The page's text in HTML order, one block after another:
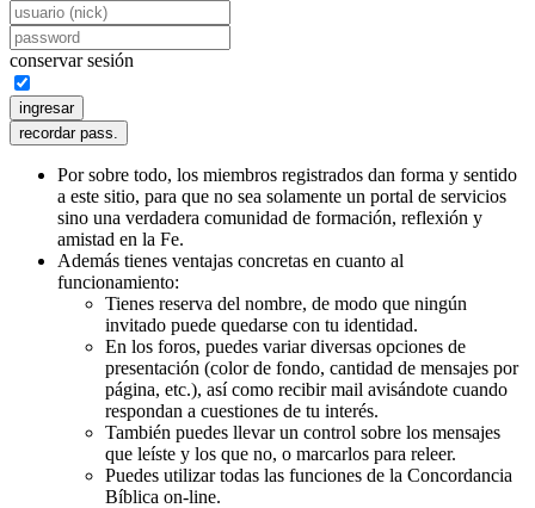
conservar sesión
Por sobre todo, los miembros registrados dan forma y sentido
a este sitio, para que no sea solamente un portal de servicios
sino una verdadera comunidad de formación, reflexión y
amistad en la Fe.
Además tienes ventajas concretas en cuanto al
funcionamiento:
Tienes reserva del nombre, de modo que ningún
invitado puede quedarse con tu identidad.
En los foros, puedes variar diversas opciones de
presentación (color de fondo, cantidad de mensajes por
página, etc.), así como recibir mail avisándote cuando
respondan a cuestiones de tu interés.
También puedes llevar un control sobre los mensajes
que leíste y los que no, o marcarlos para releer.
Puedes utilizar todas las funciones de la Concordancia
Bíblica on-line.